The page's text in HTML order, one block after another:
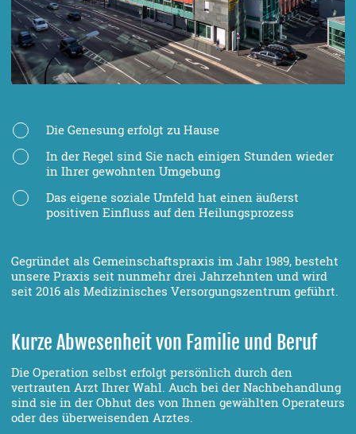
Die Genesung erfolgt zu Hause
In der Regel sind Sie nach einigen Stunden wieder
in Ihrer gewohnten Umgebung
Das eigene soziale Umfeld hat einen äußerst
positiven Einfluss auf den Heilungsprozess
Gegründet als Gemeinschaftspraxis im Jahr 1989, besteht
unsere Praxis seit nunmehr drei Jahrzehnten und wird
seit 2016 als Medizinisches Versorgungszentrum geführt.
Kurze Abwesenheit von Familie und Beruf
Die Operation selbst erfolgt persönlich durch den
vertrauten Arzt Ihrer Wahl. Auch bei der Nachbehandlung
sind sie in der Obhut des von Ihnen gewählten Operateurs
oder des überweisenden Arztes.